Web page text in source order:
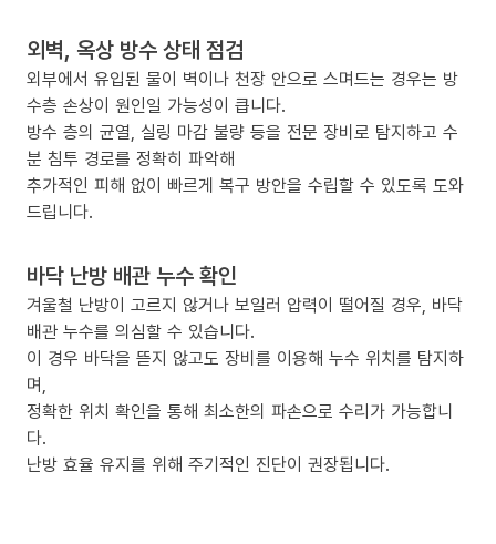
외벽, 옥상 방수 상태 점검
외부에서 유입된 물이 벽이나 천장 안으로 스며드는 경우는 방
수층 손상이 원인일 가능성이 큽니다.
방수 층의 균열, 실링 마감 불량 등을 전문 장비로 탐지하고 수
분 침투 경로를 정확히 파악해
추가적인 피해 없이 빠르게 복구 방안을 수립할 수 있도록 도와
드립니다.
바닥 난방 배관 누수 확인
겨울철 난방이 고르지 않거나 보일러 압력이 떨어질 경우, 바닥
배관 누수를 의심할 수 있습니다.
이 경우 바닥을 뜯지 않고도 장비를 이용해 누수 위치를 탐지하
며,
정확한 위치 확인을 통해 최소한의 파손으로 수리가 가능합니
다.
난방 효율 유지를 위해 주기적인 진단이 권장됩니다.